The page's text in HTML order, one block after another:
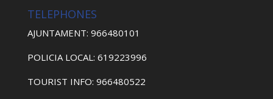
TELEPHONES
AJUNTAMENT: 966480101
POLICIA LOCAL: 619223996
TOURIST INFO: 966480522